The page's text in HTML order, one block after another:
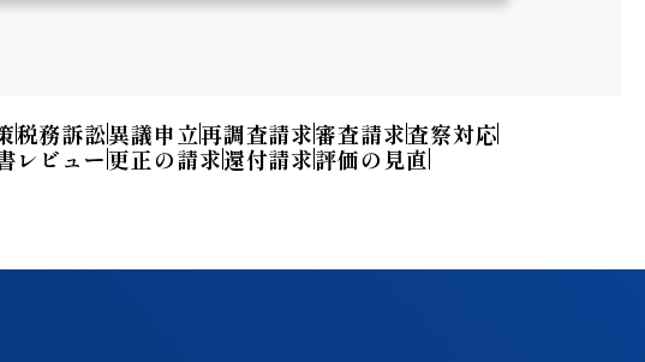
税務訴訟異議申立再調査請求審査請求査察対応
レビュー更正の請求還付請求評価の見直